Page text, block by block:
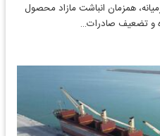
همزمان انباشت مازاد محصول
و تضعیف صادرات…